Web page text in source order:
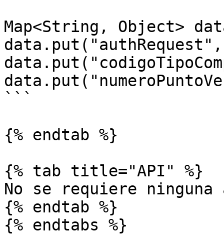
Map<String, Object>
```
{% endtab %}
{% tab title="API" %}
No se requiere
{% endtab %}
{% endtabs %}